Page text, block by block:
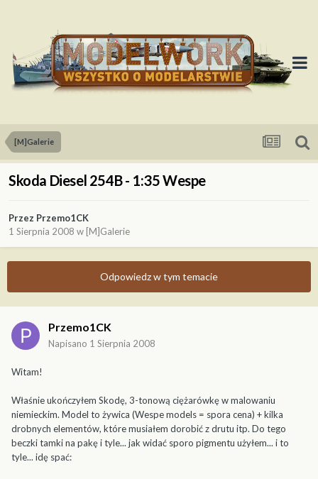
[M]Galerie
Skoda Diesel 254B - 1:35 Wespe
Przez Przemo1CK
1 Sierpnia 2008 w [M]Galerie
Odpowiedz w tym temacie
Przemo1CK
Napisano 1 Sierpnia 2008
Witam!
Właśnie ukończyłem Skodę, 3-tonową ciężarówkę w malowaniu
niemieckim. Model to żywica (Wespe models = spora cena) + kilka
drobnych elementów, które musiałem dorobić z drutu itp. Do tego
beczki tamki na pakę i tyle... jak widać sporo pigmentu użyłem... i to
tyle... idę spać: